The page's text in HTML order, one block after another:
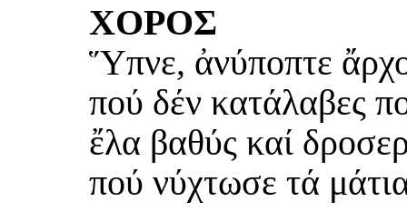
ΧΟΡΟΣ
Ὕπνε, ἀνύποπτε
πού δέν κατάλαβες
ἔλα βαθύς καί
πού νύχτωσε τά